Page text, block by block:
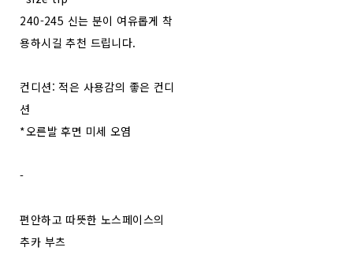
240-245 신는 분이 여유롭게 착
용하시길 추천 드립니다.
컨디션: 적은 사용감의 좋은 컨디
션
*오른발 후면 미세 오염
-
편안하고 따뜻한 노스페이스의
추카 부츠